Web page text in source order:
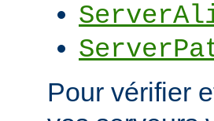
Pour vérifier